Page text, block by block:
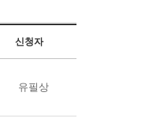
신청자
유필상